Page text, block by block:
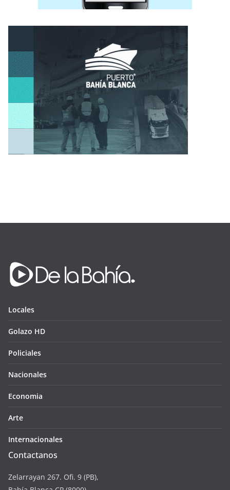
Locales
Golazo HD
Policiales
Nacionales
Economia
Arte
Internacionales
Contactanos
Zelarrayan 267. Ofi. 9 (PB),